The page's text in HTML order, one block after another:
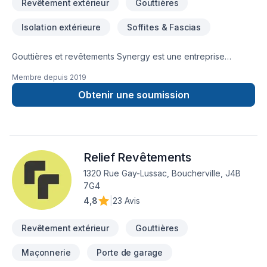
Revêtement extérieur Gouttières
Isolation extérieure Soffites & Fascias
Gouttières et revêtements Synergy est une entreprise
seulement à l’installation de gouttière, elle a redéfini sa
mission rapidement afin de se consacrer aux travaux de
construction et de rénovation extérieure de votre maison. Et
Membre depuis 2019
Obtenir une soumission
Relief Revêtements
1320 Rue Gay-Lussac, Boucherville, J4B
7G4
4,8
23 Avis
Revêtement extérieur Gouttières
Maçonnerie Porte de garage